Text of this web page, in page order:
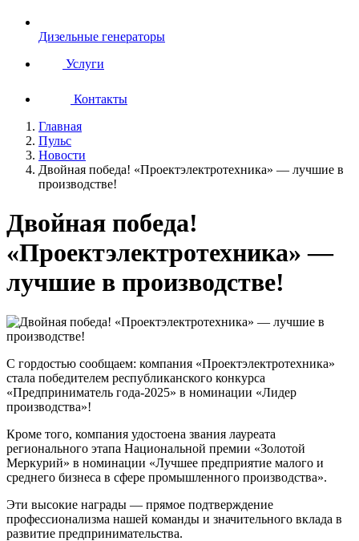
Дизельные генераторы
Услуги
Контакты
Главная
Пульс
Новости
Двойная победа! «Проектэлектротехника» — лучшие в
производстве!
Двойная победа!
«Проектэлектротехника» —
лучшие в производстве!
С гордостью сообщаем: компания «Проектэлектротехника»
стала победителем республиканского конкурса
«Предприниматель года-2025» в номинации «Лидер
производства»!
Кроме того, компания удостоена звания лауреата
регионального этапа Национальной премии «Золотой
Меркурий» в номинации «Лучшее предприятие малого и
среднего бизнеса в сфере промышленного производства».
Эти высокие награды — прямое подтверждение
профессионализма нашей команды и значительного вклада в
развитие предпринимательства.